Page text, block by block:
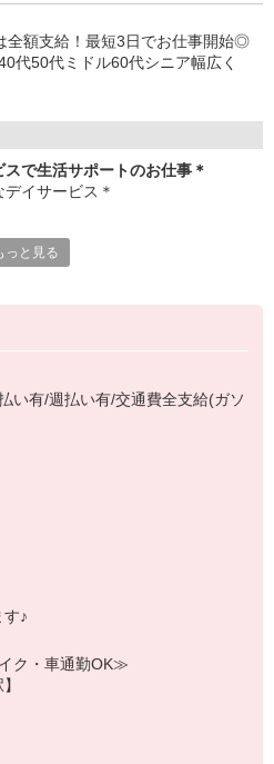
額支給！最短3日でお仕事開始◎
代50代ミドル60代シニア幅広く
で生活サポートのお仕事＊
イサービス＊
業務など♪
ど
するのでご安心ください★
す☆
っと見る
有/週払い有/交通費全支給(ガソ
♪
ク・車通勤OK≫